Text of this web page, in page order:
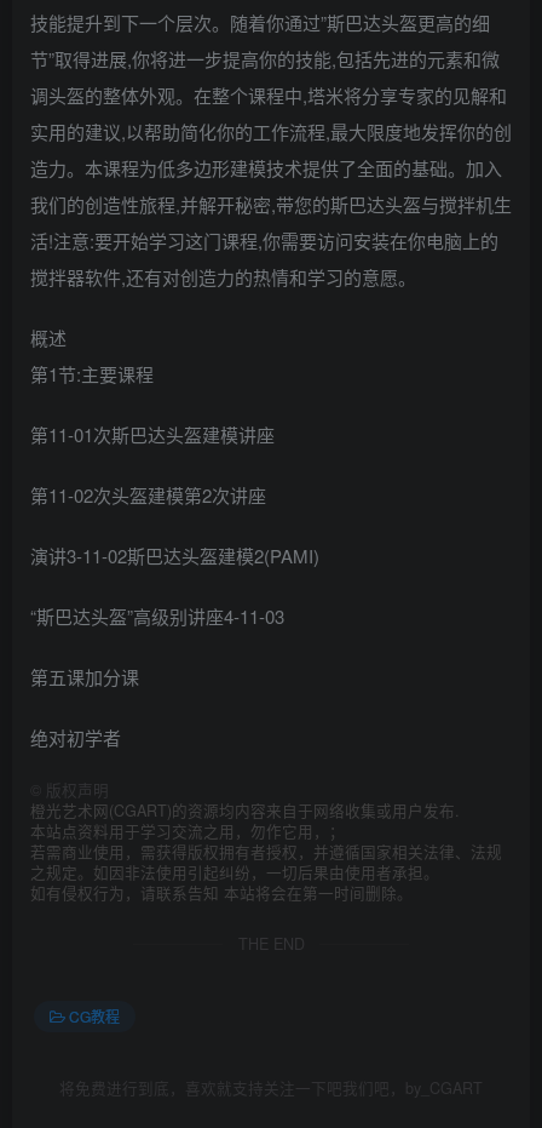
技能提升到下一个层次。随着你通过”斯巴达头盔更高的细
节”取得进展,你将进一步提高你的技能,包括先进的元素和微
调头盔的整体外观。在整个课程中,塔米将分享专家的见解和
实用的建议,以帮助简化你的工作流程,最大限度地发挥你的创
造力。本课程为低多边形建模技术提供了全面的基础。加入
我们的创造性旅程,并解开秘密,带您的斯巴达头盔与搅拌机生
活!注意:要开始学习这门课程,你需要访问安装在你电脑上的
搅拌器软件,还有对创造力的热情和学习的意愿。
概述
第1节:主要课程
第11-01次斯巴达头盔建模讲座
第11-02次头盔建模第2次讲座
演讲3-11-02斯巴达头盔建模2(PAMI)
“斯巴达头盔”高级别讲座4-11-03
第五课加分课
绝对初学者
版权声明
橙光艺术网(CGART)的资源均内容来自于网络收集或用户发布.
本站点资料用于学习交流之用，勿作它用，；
若需商业使用，需获得版权拥有者授权，并遵循国家相关法律、法规
之规定。如因非法使用引起纠纷，一切后果由使用者承担。
如有侵权行为，请联系告知 本站将会在第一时间删除。
THE END
CG教程
将免费进行到底，喜欢就支持关注一下吧我们吧，by_CGART